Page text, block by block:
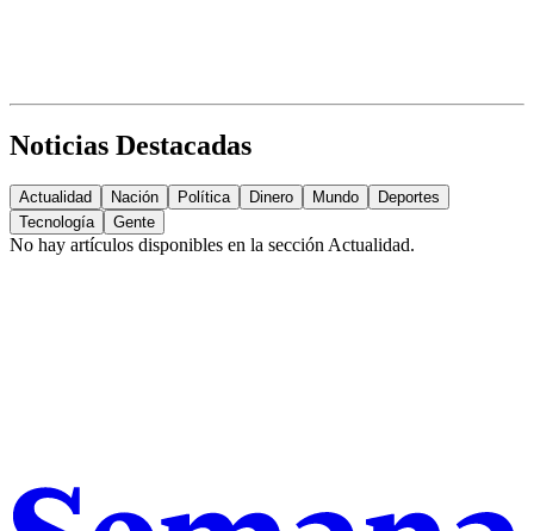
Noticias Destacadas
Actualidad Nación Política Dinero Mundo
Deportes
Tecnología
Gente
No hay artículos disponibles en la secciónActualidad.